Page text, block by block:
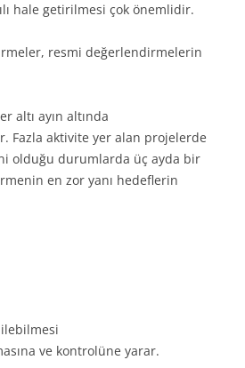
hale getirilmesi çok önemlidir.
resmi değerlendirmelerin
altı ayın altında
Fazla aktivite yer alan projelerde
olduğu durumlarda üç ayda bir
en zor yanı hedeflerin
ve kontrolüne yarar.